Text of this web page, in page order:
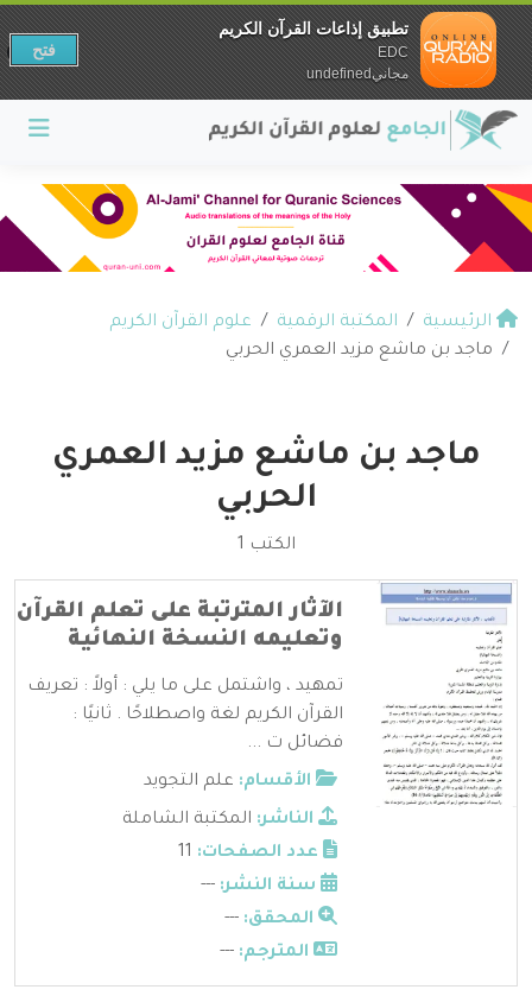
الرئيسية المكتبة الرقمية
علوم القرآن الكريم
ماجد بن ماشع مزيد العمري الحربي
ماجد بن ماشع مزيد العمري
الحربي
الكتب 1
الآثار المترتبة على تعلم القرآن
وتعليمه النسخة النهائية
تمهيد ، واشتمل على ما يلي : أولاً : تعريف
القرآن الكريم لغة واصطلاحًا . ثانيًا :
فضائل ت ...
الأقسام: علم التجويد
الناشر: المكتبة الشاملة
عدد الصفحات:
سنة النشر: ---
المحقق: ---
المترجم: ---
تطبيق إذاعات القرآن الكريم
EDC
مجانيundefined
فتح